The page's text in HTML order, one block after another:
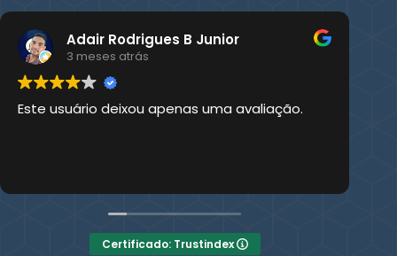
Adair Rodrigues B Junior
3 meses atrás
Este usuário deixou apenas uma avaliação.
Certificado: Trustindex